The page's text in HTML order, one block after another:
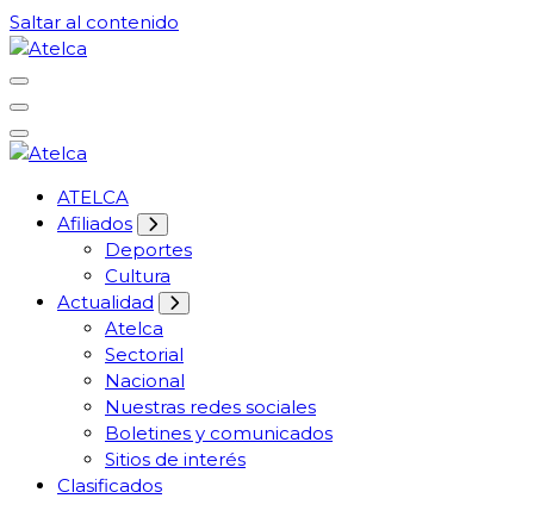
Saltar al contenido
Atelca
61 años Conocimiento, movilización y lucha
Atelca
61 años Conocimiento, movilización y lucha
ATELCA
Afiliados
Deportes
Cultura
Actualidad
Atelca
Sectorial
Nacional
Nuestras redes sociales
Boletines y comunicados
Sitios de interés
Clasificados